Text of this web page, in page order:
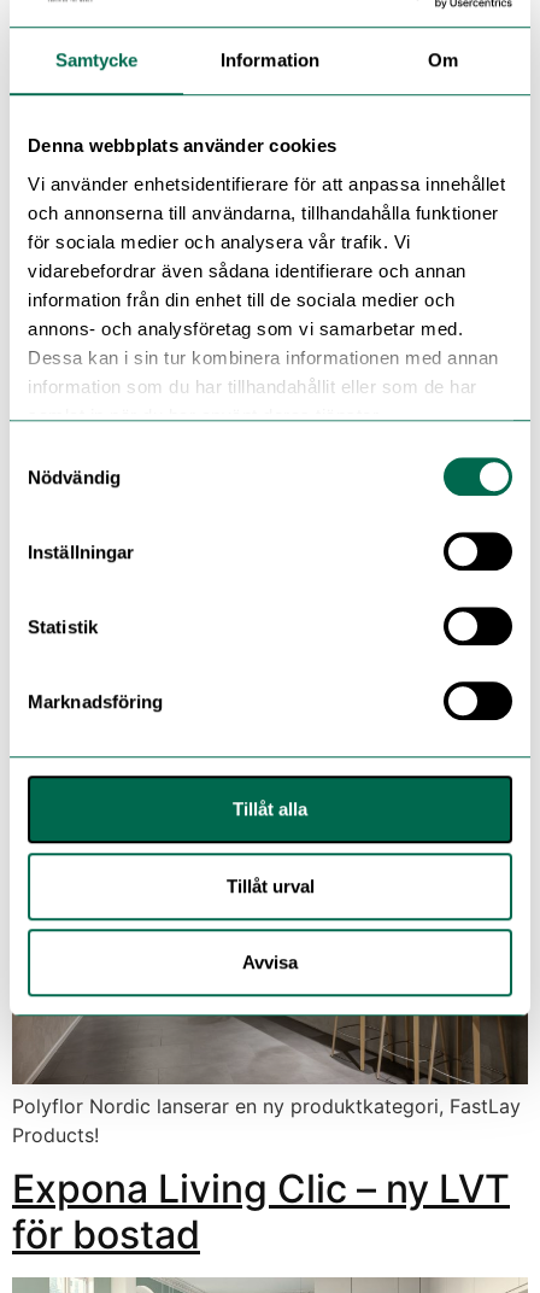
Samtycke Information Om
Denna webbplats använder cookies
Vi använder enhetsidentifierare för att anpassa innehållet
och annonserna till användarna, tillhandahålla funktioner
för sociala medier och analysera vår trafik. Vi
vidarebefordrar även sådana identifierare och annan
information från din enhet till de sociala medier och
annons- och analysföretag som vi samarbetar med.
Dessa kan i sin tur kombinera informationen med annan
information som du har tillhandahållit eller som de har
samlat in när du har använt deras tjänster.
Nödvändig
Inställningar
Statistik
Marknadsföring
Tillåt alla
Tillåt urval
Avvisa
Kayar!
Re:Use – golv för återbruk
är anpassade för återbruk.
Minimera stilleståndstid och
FastLay Products
Polyflor Nordic lanserar en ny produktkategori, FastLay
Products!
Expona Living Clic – ny LVT
för bostad